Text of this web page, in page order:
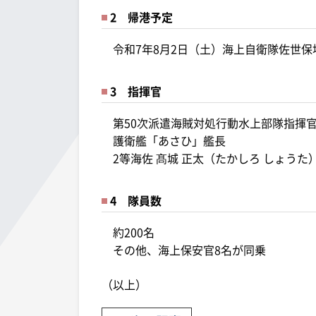
2 帰港予定
令和7年8月2日（土）海上自衛隊佐世保
3 指揮官
第50次派遣海賊対処行動水上部隊指揮官
護衛艦「あさひ」艦長
2等海佐 髙城 正太（たかしろ しょうた）
4 隊員数
約200名
その他、海上保安官8名が同乗
（以上）